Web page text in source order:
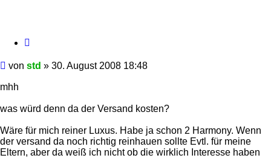
Beitrag
von std » 30. August 2008 18:48
mhh
was würd denn da der Versand kosten?
Wäre für mich reiner Luxus. Habe ja schon 2 Harmony. Wenn
der versand da noch richtig reinhauen sollte Evtl. für meine
Eltern, aber da weiß ich nicht ob die wirklich Interesse haben